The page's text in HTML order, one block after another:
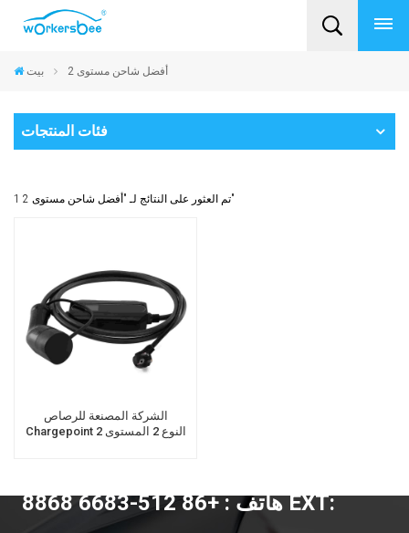
بيت أفضل شاحن مستوى 2
فئات المنتجات
1 تم العثور على النتائج لـ "أفضل شاحن مستوى 2"
الشركة المصنعة للرصاص
Chargepoint النوع 2 المستوى 2
هاتف : +86 512-6683 8868 EXT: